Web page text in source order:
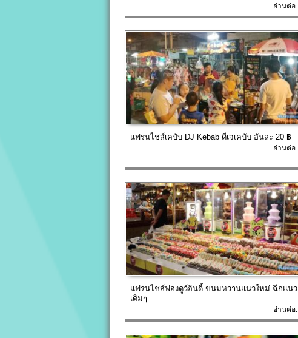
อ่านต่อ...
แฟรนไชส์เคบับ DJ Kebab ดีเจเคบับ อันละ 20 ฿
อ่านต่อ...
แฟรนไชส์ฟองดูว์อินดี้ ขนมหวานแนวใหม่ ฉีกแนว
เดิมๆ
อ่านต่อ...